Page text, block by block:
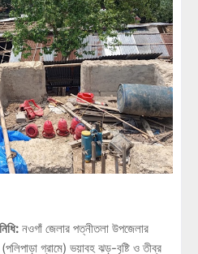
নওগাঁ জেলার পত্নীতলা উপজেলার
গ্রামে) ভয়াবহ ঝড়-বৃষ্টি ও তীব্র